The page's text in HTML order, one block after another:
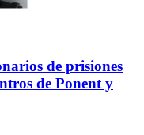
de prisiones
de Ponent y